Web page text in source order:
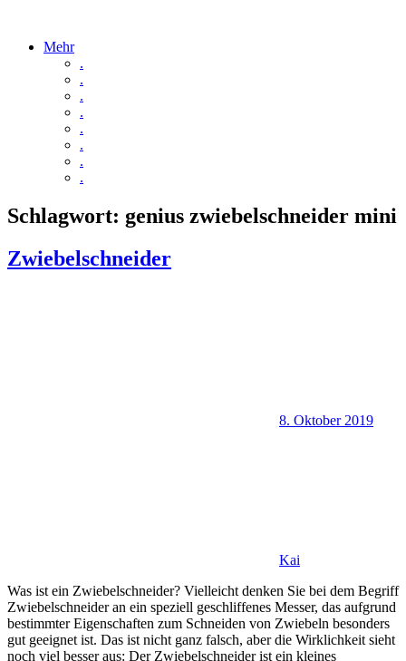
Mehr
.
.
.
.
.
.
.
.
Schlagwort: genius zwiebelschneider mini
Zwiebelschneider
8. Oktober 2019
Kai
Was ist ein Zwiebelschneider? Vielleicht denken Sie bei dem Begriff
Zwiebelschneider an ein speziell geschliffenes Messer, das aufgrund
bestimmter Eigenschaften zum Schneiden von Zwiebeln besonders
gut geeignet ist. Das ist nicht ganz falsch, aber die Wirklichkeit sieht
noch viel besser aus: Der Zwiebelschneider ist ein kleines